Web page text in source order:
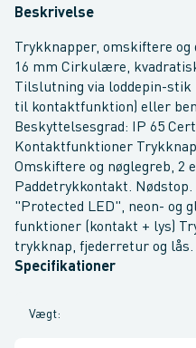
Beskrivelse
Trykknapper, omskiftere
16 mm Cirkulære,
Tilslutning via loddepin-
til kontaktfunktion) eller
Beskyttelsesgrad: IP 65
Kontaktfunktioner
Omskiftere og nøglegreb, 2
Paddetrykkontakt.
"Protected LED", neon- og
funktioner (kontakt + lys)
trykknap, fjederretur og
Specifikationer
Vægt: